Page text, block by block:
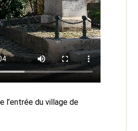
l’entrée du village de